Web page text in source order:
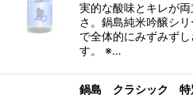
実的な酸味とキレが
さ。鍋島純米吟醸シ
で全体的にみずみず
す。 ※…
鍋島 クラシック